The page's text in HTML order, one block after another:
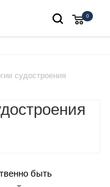
0
судостроения
быть